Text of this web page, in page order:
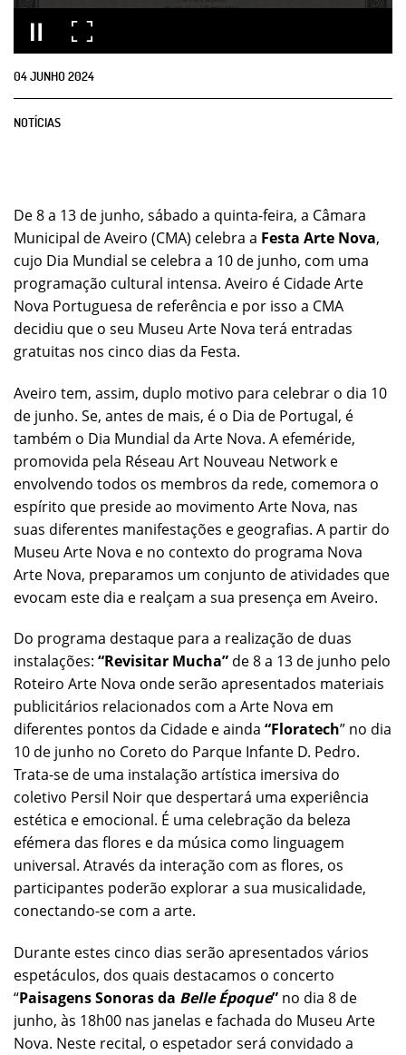
04JUNHO2024
NOTÍCIAS
De 8 a 13 de junho, sábado a quinta-feira, a Câmara
Municipal de Aveiro (CMA) celebra a Festa Arte Nova,
cujo Dia Mundial se celebra a 10 de junho, com uma
programação cultural intensa. Aveiro é Cidade Arte
Nova Portuguesa de referência e por isso a CMA
decidiu que o seu Museu Arte Nova terá entradas
gratuitas nos cinco dias da Festa.
Aveiro tem, assim, duplo motivo para celebrar o dia 10
de junho. Se, antes de mais, é o Dia de Portugal, é
também o Dia Mundial da Arte Nova. A efeméride,
promovida pela Réseau Art Nouveau Network e
envolvendo todos os membros da rede, comemora o
espírito que preside ao movimento Arte Nova, nas
suas diferentes manifestações e geografias. A partir do
Museu Arte Nova e no contexto do programa Nova
Arte Nova, preparamos um conjunto de atividades que
evocam este dia e realçam a sua presença em Aveiro.
Do programa destaque para a realização de duas
instalações: “Revisitar Mucha” de 8 a 13 de junho pelo
Roteiro Arte Nova onde serão apresentados materiais
publicitários relacionados com a Arte Nova em
diferentes pontos da Cidade e ainda “Floratech” no dia
10 de junho no Coreto do Parque Infante D. Pedro.
Trata-se de uma instalação artística imersiva do
coletivo Persil Noir que despertará uma experiência
estética e emocional. É uma celebração da beleza
efémera das flores e da música como linguagem
universal. Através da interação com as flores, os
participantes poderão explorar a sua musicalidade,
conectando-se com a arte.
Durante estes cinco dias serão apresentados vários
espetáculos, dos quais destacamos o concerto
“Paisagens Sonoras da Belle Époque” no dia 8 de
junho, às 18h00 nas janelas e fachada do Museu Arte
Nova. Neste recital, o espetador será convidado a